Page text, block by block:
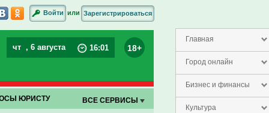
Главная
Город онлайн
Бизнес и финансы
Культура
Войти или Зарегистрироваться
чт , 6 августа 16:01 18+
ЮРИСТУ ВСЕ СЕРВИСЫ